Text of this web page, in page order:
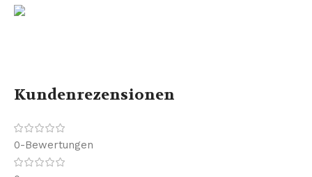
Kundenrezensionen
0-Bewertungen